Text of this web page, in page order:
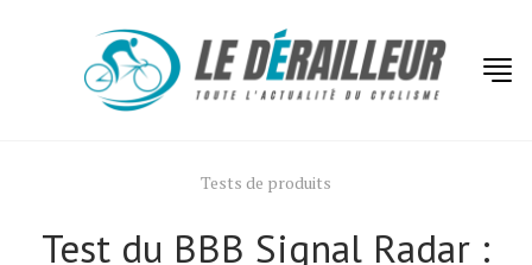
Tests de produits
Test du BBB Signal Radar :